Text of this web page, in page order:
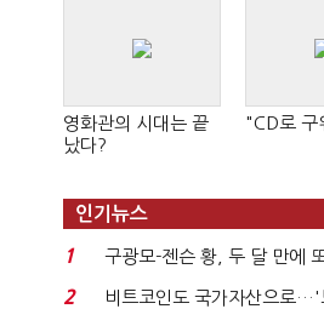
영화관의 시대는 끝
났다?
"CD로 구
인기뉴스
1
구광모-젠슨 황, 두 달 만에
로봇·AI 등 논...
2
비트코인도 국가자산으로…'